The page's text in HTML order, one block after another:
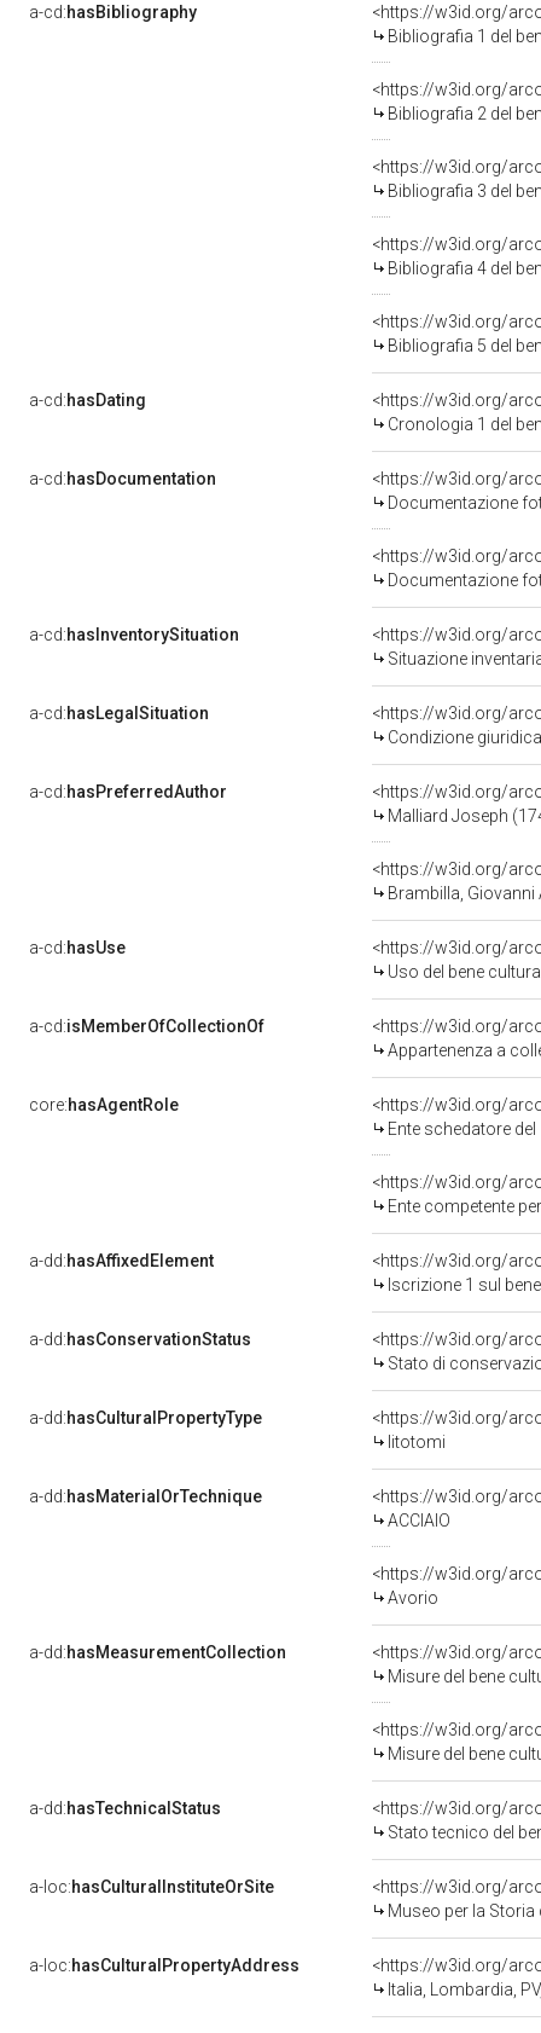
a-cd:hasBibliography
<https://w3id.org/
Bibliografia 1 del
<https://w3id.org/
Bibliografia 2 del
<https://w3id.org/
Bibliografia 3 del
<https://w3id.org/
Bibliografia 4 del
<https://w3id.org/
Bibliografia 5 del
a-cd:hasDating
<https://w3id.org/
Cronologia 1 del
a-cd:hasDocumentation
Documentazione
Documentazione
a-cd:hasInventorySituation
<https://w3id.org/
Situazione
a-cd:hasLegalSituation
Condizione
a-cd:hasPreferredAuthor
<https://w3id.org/
Malliard Joseph
<https://w3id.org/
Brambilla,
a-cd:hasUse
<https://w3id.org/
Uso del bene
a-cd:isMemberOfCollectionOf
<https://w3id.org/
Appartenenza a
core:hasAgentRole
<https://w3id.org/
Ente schedatore
<https://w3id.org/
Ente competente per tutela
a-dd:hasAffixedElement
<https://w3id.org/
Iscrizione 1 sul
a-dd:hasConservationStatus
<https://w3id.org/
Stato di
a-dd:hasCulturalPropertyType
<https://w3id.org/
litotomi
a-dd:hasMaterialOrTechnique
<https://w3id.org/
ACCIAIO
<https://w3id.org/
Avorio
a-dd:hasMeasurementCollection
<https://w3id.org/
Misure del bene
<https://w3id.org/
Misure del bene
a-dd:hasTechnicalStatus
<https://w3id.org/
Stato tecnico del
a-loc:hasCulturalInstituteOrSite
<https://w3id.org/
Museo per la Storia
a-loc:hasCulturalPropertyAddress
<https://w3id.org/
Italia, Lombardia,